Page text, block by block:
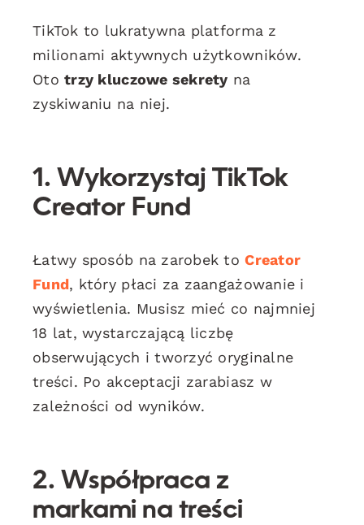
TikTok to lukratywna platforma z
milionami aktywnych użytkowników.
Ototrzy kluczowe sekrety na
zyskiwaniu na niej.
1. Wykorzystaj TikTok
Creator Fund
Łatwy sposób na zarobek toCreator
Fund, który płaci za zaangażowanie i
wyświetlenia. Musisz mieć co najmniej
18 lat, wystarczającą liczbę
obserwujących i tworzyć oryginalne
treści. Po akceptacji zarabiasz w
zależności od wyników.
2. Współpraca z
markami na treści